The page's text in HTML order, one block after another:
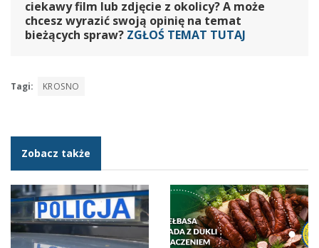
ciekawy film lub zdjęcie z okolicy? A może
chcesz wyrazić swoją opinię na temat
bieżących spraw? ZGŁOŚ TEMAT TUTAJ
Tagi: KROSNO
Zobacz także